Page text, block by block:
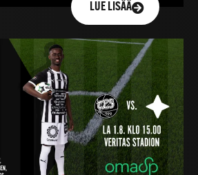
LUE LISÄÄ